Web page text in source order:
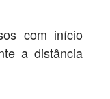
com início
a distância